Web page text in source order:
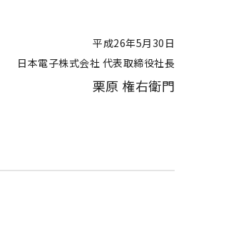
平成26年5月30日
日本電子株式会社 代表取締役社長
栗原 権右衛門